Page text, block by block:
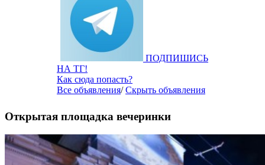
ПОДПИШИСЬ
НА ТГ!
Как сюда попасть?
Все объявления/Скрыть объявления
Открытая площадка вечеринки